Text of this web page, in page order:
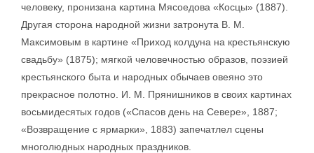
человеку, пронизана картина Мясоедова «Косцы» (1887).
Другая сторона народной жизни затронута В. М.
Максимовым в картине «Приход колдуна на крестьянскую
свадьбу» (1875); мягкой человечностью образов, поэзией
крестьянского быта и народных обычаев овеяно это
прекрасное полотно. И. М. Прянишников в своих картинах
восьмидесятых годов («Спасов день на Севере», 1887;
«Возвращение с ярмарки», 1883) запечатлел сцены
многолюдных народных праздников.